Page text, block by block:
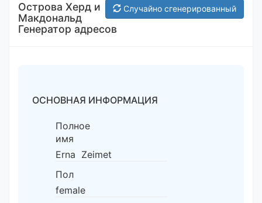
Случайно сгенерированный
Острова Херд и
Макдональд
Генератор адресов
ОСНОВНАЯ ИНФОРМАЦИЯ
Полное
имя
Erna Zeimet
Пол
female